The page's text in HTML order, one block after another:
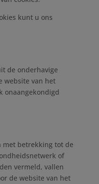
kunt u ons
de onderhavige
website van het
onaangekondigd
met betrekking tot de
of
vermeld, vallen
de website van het